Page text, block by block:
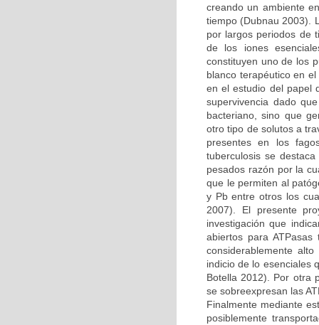
creando un ambiente
tiempo (Dubnau 2003).
por largos periodos de
de los iones
constituyen uno de los
blanco terapéutico en
en el estudio del papel
supervivencia dado
bacteriano, sino que
otro tipo de solutos a
presentes en los
tuberculosis se
pesados razón por la
que le permiten al
y Pb entre otros los
2007). El presente
investigación que
abiertos para
considerablemente
indicio de lo esenciales
Botella 2012). Por otra
se sobreexpresan las
Finalmente mediante
posiblemente